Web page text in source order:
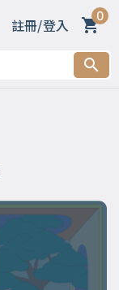
註冊/登入 0